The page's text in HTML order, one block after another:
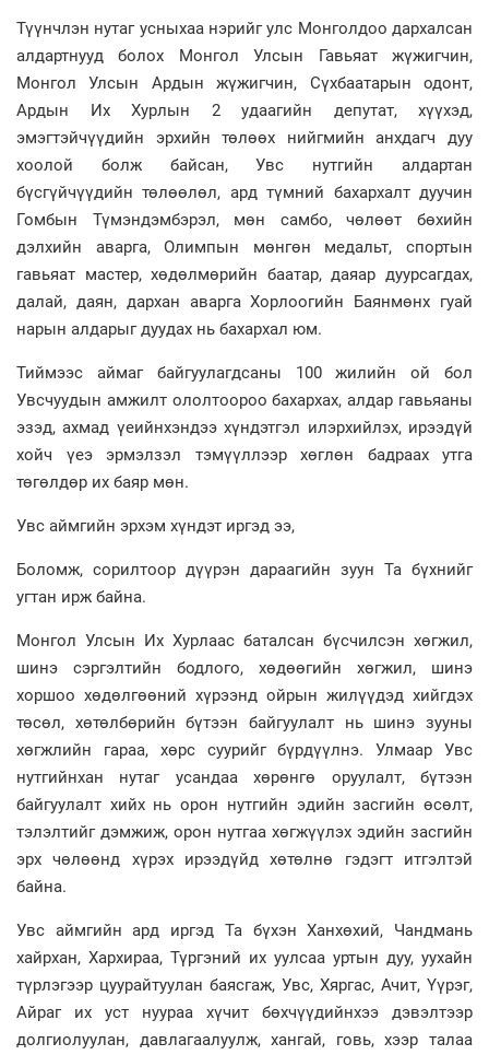
Түүнчлэн нутаг усныхаа нэрийг улс Монголдоо дархалсан
алдартнууд болох Монгол Улсын Гавьяат жүжигчин,
Монгол Улсын Ардын жүжигчин, Сүхбаатарын одонт,
Ардын Их Хурлын 2 удаагийн депутат, хүүхэд,
эмэгтэйчүүдийн эрхийн төлөөх нийгмийн анхдагч дуу
хоолой болж байсан, Увс нутгийн алдартан
бүсгүйчүүдийн төлөөлөл, ард түмний бахархалт дуучин
Гомбын Түмэндэмбэрэл, мөн самбо, чөлөөт бөхийн
дэлхийн аварга, Олимпын мөнгөн медальт, спортын
гавьяат мастер, хөдөлмөрийн баатар, даяар дуурсагдах,
далай, даян, дархан аварга Хорлоогийн Баянмөнх гуай
нарын алдарыг дуудах нь бахархал юм.
Тиймээс аймаг байгуулагдсаны 100 жилийн ой бол
Увсчуудын амжилт ололтоороо бахархах, алдар гавьяаны
эзэд, ахмад үеийнхэндээ хүндэтгэл илэрхийлэх, ирээдүй
хойч үеэ эрмэлзэл тэмүүллээр хөглөн бадраах утга
төгөлдөр их баяр мөн.
Увс аймгийн эрхэм хүндэт иргэд ээ,
Боломж, сорилтоор дүүрэн дараагийн зуун Та бүхнийг
угтан ирж байна.
Монгол Улсын Их Хурлаас баталсан бүсчилсэн хөгжил,
шинэ сэргэлтийн бодлого, хөдөөгийн хөгжил, шинэ
хоршоо хөдөлгөөний хүрээнд ойрын жилүүдэд хийгдэх
төсөл, хөтөлбөрийн бүтээн байгуулалт нь шинэ зууны
хөгжлийн гараа, хөрс суурийг бүрдүүлнэ. Улмаар Увс
нутгийнхан нутаг усандаа хөрөнгө оруулалт, бүтээн
байгуулалт хийх нь орон нутгийн эдийн засгийн өсөлт,
тэлэлтийг дэмжиж, орон нутгаа хөгжүүлэх эдийн засгийн
эрх чөлөөнд хүрэх ирээдүйд хөтөлнө гэдэгт итгэлтэй
байна.
Увс аймгийн ард иргэд Та бүхэн Ханхөхий, Чандмань
хайрхан, Хархираа, Түргэний их уулсаа уртын дуу, уухайн
түрлэгээр цуурайтуулан баясгаж, Увс, Хяргас, Ачит, Үүрэг,
Айраг их уст нуураа хүчит бөхчүүдийнхээ дэвэлтээр
долгиолуулан, давлагаалуулж, хангай, говь, хээр талаа